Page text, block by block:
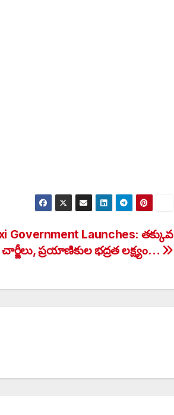
Government Launches: తక్కువ
చార్జీలు, ప్రయాణికుల భద్రత లక్ష్యం…